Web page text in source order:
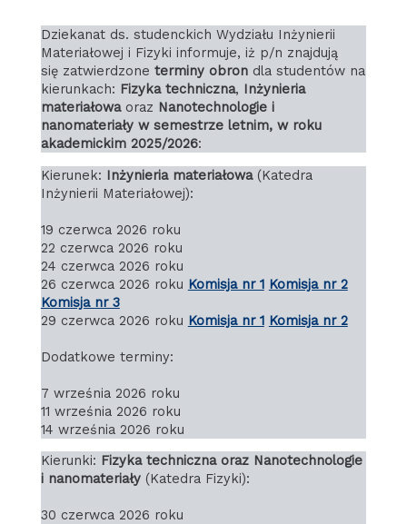
Dziekanat ds. studenckich Wydziału Inżynierii
Materiałowej i Fizyki informuje, iż p/n znajdują
się zatwierdzone terminy obrondla studentów na
kierunkach: Fizyka techniczna, Inżynieria
materiałowaoraz Nanotechnologie i
nanomateriały w semestrze letnim, w roku
akademickim 2025/2026:
Kierunek: Inżynieria materiałowa(Katedra
Inżynierii Materiałowej):
19 czerwca 2026 roku
22 czerwca 2026 roku
24 czerwca 2026 roku
26 czerwca 2026 roku Komisja nr 1 Komisja nr 2
Komisja nr 3
29 czerwca 2026 roku Komisja nr 1 Komisja nr 2
Dodatkowe terminy:
7 września 2026 roku
11 września 2026 roku
14 września 2026 roku
Kierunki: Fizyka techniczna oraz Nanotechnologie
i nanomateriały(Katedra Fizyki):
30 czerwca 2026 roku